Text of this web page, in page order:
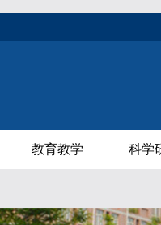
教育教学 科学